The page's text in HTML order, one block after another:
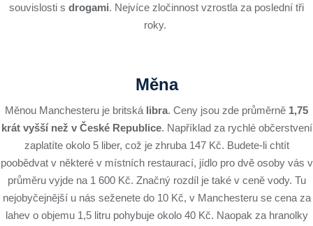
souvislosti s drogami. Nejvíce zločinnost vzrostla za poslední tři
roky.
Měna
Měnou Manchesteru je britská libra. Ceny jsou zde průměrně 1,75
krát vyšší než v České Republice. Například za rychlé občerstvení
zaplatíte okolo 5 liber, což je zhruba 147 Kč. Budete-li chtít
poobědvat v některé v místních restaurací, jídlo pro dvě osoby vás v
průměru vyjde na 1 600 Kč. Značný rozdíl je také v ceně vody. Tu
nejobyčejnější u nás seženete do 10 Kč, v Manchesteru se cena za
lahev o objemu 1,5 litru pohybuje okolo 40 Kč. Naopak za hranolky